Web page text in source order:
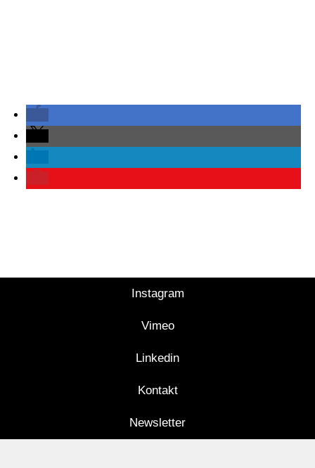
Instagram
Vimeo
Linkedin
Kontakt
Newsletter